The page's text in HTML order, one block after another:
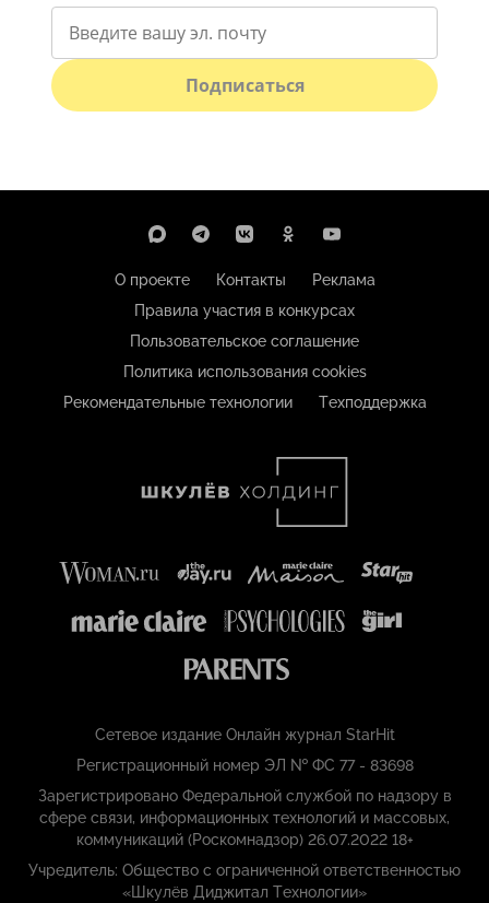
Подписаться
О проекте Контакты
Реклама
Правила участия в конкурсах
Пользовательское соглашение
Политика использования cookies
Рекомендательные технологии
Техподдержка
Сетевое издание Онлайн журнал StarHit
Регистрационный номер ЭЛ № ФС 77 - 83698
Зарегистрировано Федеральной службой по надзору в
сфере связи, информационных технологий и массовых,
коммуникаций (Роскомнадзор) 26.07.2022 18+
Учредитель: Общество с ограниченной ответственностью
«Шкулёв Диджитал Технологии»